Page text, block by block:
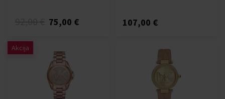
75,00 € 107,00 €
Akcija